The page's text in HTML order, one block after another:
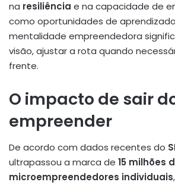
na resiliência e na capacidade de
como oportunidades de
mentalidade empreendedora
visão, ajustar a rota quando
frente.
O impacto de sair
empreender
De acordo com dados recentes do
ultrapassou a marca de 15 milhões
microempreendedores individuais